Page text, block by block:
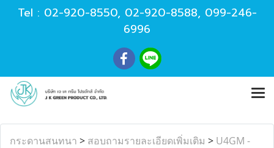
Tel : 02-920-8550, 02-920-8588, 099-246-
6996
กระดานสนทนา > สอบถามรายละเอียดเพิ่มเติม > U4GM -